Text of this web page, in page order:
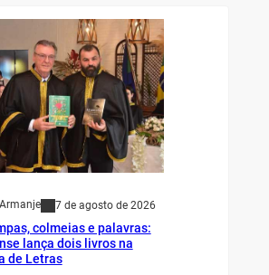
7 de agosto de 2026
colmeias e palavras:
lança dois livros na
de Letras